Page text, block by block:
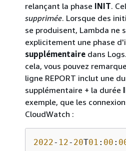
relançant la phase INIT.
supprimée. Lorsque des
se produisent, Lambda ne
explicitement une phase
supplémentaire dans
cela, vous pouvez
ligne REPORT inclut une
supplémentaire + la durée
exemple, que les
CloudWatch :
2022- 12- 20T01 : 00 :